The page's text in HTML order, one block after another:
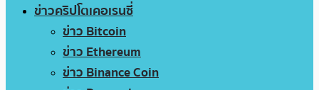
ข่าวคริปโตเคอเรนซี่
ข่าว Bitcoin
ข่าว Ethereum
ข่าว Binance Coin